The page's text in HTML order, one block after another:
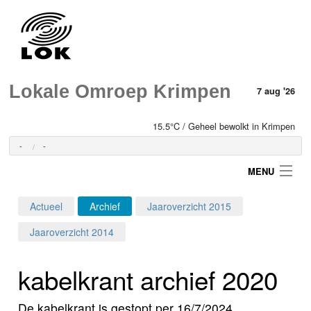
Lokale Omroep Krimpen 7 aug '26
15.5°C / Geheel bewolkt in Krimpen
- -
MENU
Programma's
Actueel Archief
Jaaroverzicht 2015
Jaaroverzicht 2014
kabelkrant archief 2020